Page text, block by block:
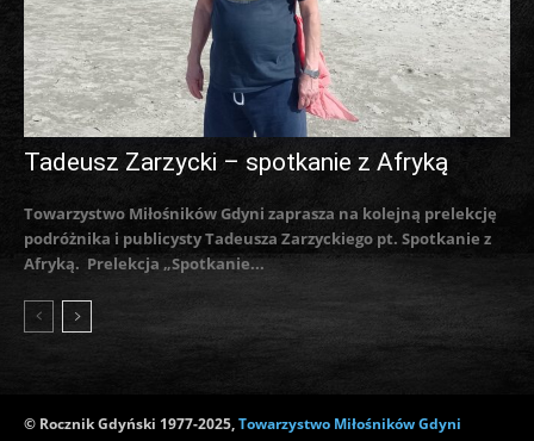
Tadeusz Zarzycki – spotkanie z Afryką
Towarzystwo Miłośników Gdyni zaprasza na kolejną prelekcję
podróżnika i publicysty Tadeusza Zarzyckiego pt. Spotkanie z
Afryką. Prelekcja „Spotkanie...
© Rocznik Gdyński 1977-2025,Towarzystwo Miłośników Gdyni